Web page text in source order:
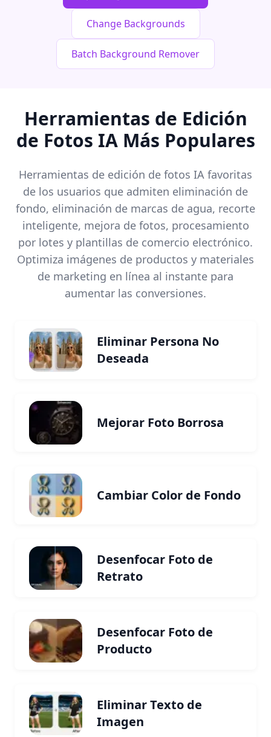
Change Backgrounds
Batch Background Remover
Herramientas de Edición
de Fotos IA Más Populares
Herramientas de edición de fotos IA favoritas
de los usuarios que admiten eliminación de
fondo, eliminación de marcas de agua, recorte
inteligente, mejora de fotos, procesamiento
por lotes y plantillas de comercio electrónico.
Optimiza imágenes de productos y materiales
de marketing en línea al instante para
aumentar las conversiones.
Eliminar Persona No
Deseada
Mejorar Foto Borrosa
Cambiar Color de Fondo
Desenfocar Foto de
Retrato
Desenfocar Foto de
Producto
Eliminar Texto de
Imagen